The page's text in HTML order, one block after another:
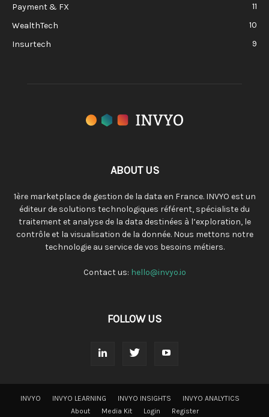
Payment & FX
11
WealthTech
10
Insurtech
9
ABOUT US
1ère marketplace de gestion de la data en France. INVYO est un
éditeur de solutions technologiques référent, spécialiste du
traitement et analyse de la data destinées à l’exploration, le
contrôle et la visualisation de la donnée. Nous mettons notre
technologie au service de vos besoins métiers.
Contact us: hello@invyo.io
FOLLOW US
INVYO INVYO LEARNING INVYO INSIGHTS
INVYO ANALYTICS
About
Media Kit Login Register